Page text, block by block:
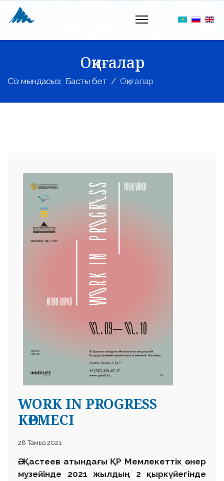
Оқиғалар
Сіз мындасыз: Басты бет Оқиғалар
WORK IN PROGRESS
КӨРМЕСІ
28 Тамыз 2021
Ә. Қастеев атындағы ҚР Мемлекеттік өнер
музейінде 2021 жылдың 2 қыркүйегінде